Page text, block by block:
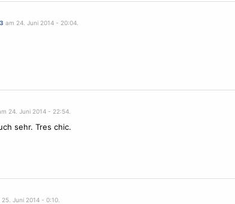
am 24. Juni 2014 - 20:04.
24. Juni 2014 - 22:54.
sehr. Tres chic.
Juni 2014 - 0:10.